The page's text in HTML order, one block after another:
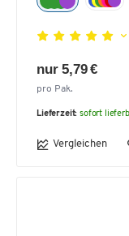
nur 5,79 €
pro Pak.
Lieferzeit: sofort
Vergleichen